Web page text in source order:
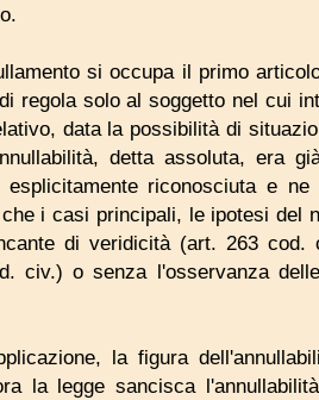
si occupa il primo
regola solo al soggetto nel cui
data la possibilità di
detta assoluta, era
riconosciuta e
i casi principali, le ipotesi del
di veridicità (art. 263
civ.) o senza l'osservanza
la figura
la legge sancisca